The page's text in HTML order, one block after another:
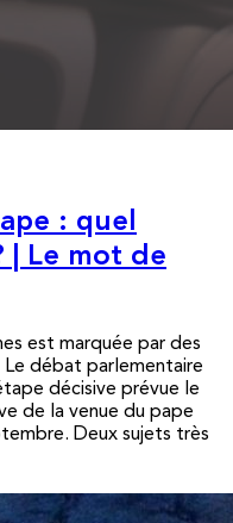
: quel
| Le mot de
est marquée par des
débat parlementaire
décisive prévue le
de la venue du pape
Deux sujets très